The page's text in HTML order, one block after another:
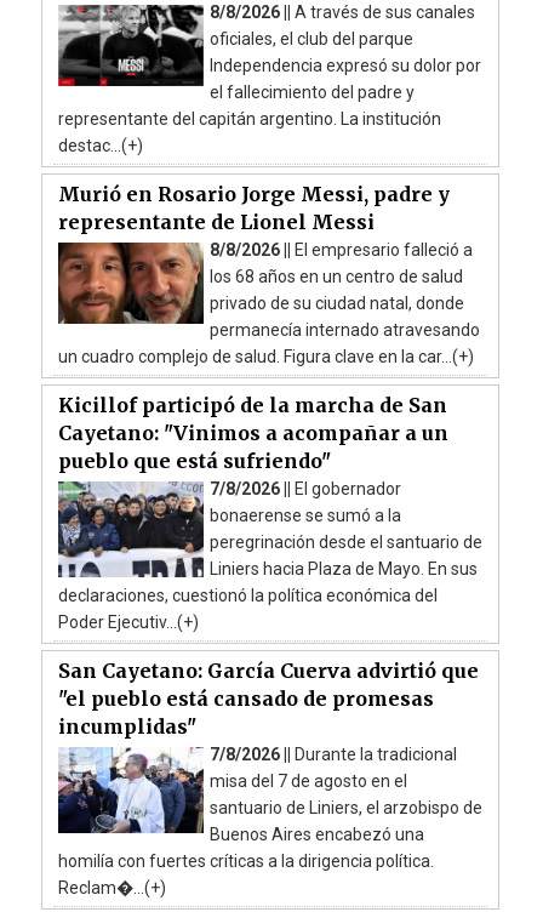
8/8/2026 || A través de sus canales
oficiales, el club del parque
Independencia expresó su dolor por
el fallecimiento del padre y
representante del capitán argentino. La institución
destac...(+)
Murió en Rosario Jorge Messi, padre y
representante de Lionel Messi
8/8/2026 || El empresario falleció a
los 68 años en un centro de salud
privado de su ciudad natal, donde
permanecía internado atravesando
un cuadro complejo de salud. Figura clave en la car...(+)
Kicillof participó de la marcha de San
Cayetano: "Vinimos a acompañar a un
pueblo que está sufriendo"
7/8/2026 || El gobernador
bonaerense se sumó a la
peregrinación desde el santuario de
Liniers hacia Plaza de Mayo. En sus
declaraciones, cuestionó la política económica del
Poder Ejecutiv...(+)
San Cayetano: García Cuerva advirtió que
"el pueblo está cansado de promesas
incumplidas"
7/8/2026 || Durante la tradicional
misa del 7 de agosto en el
santuario de Liniers, el arzobispo de
Buenos Aires encabezó una
homilía con fuertes críticas a la dirigencia política.
Reclam�...(+)